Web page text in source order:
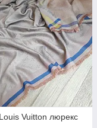
Vuitton люрекс